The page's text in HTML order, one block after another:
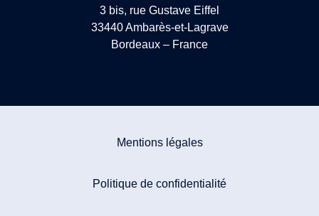
3 bis, rue Gustave Eiffel
33440 Ambarès-et-Lagrave
Bordeaux – France
Mentions légales
Politique de confidentialité